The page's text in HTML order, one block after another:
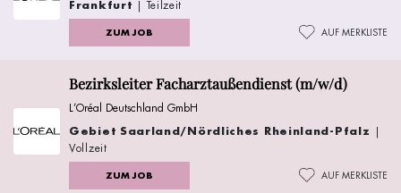
Frankfurt | Teilzeit
ZUM JOB AUF MERKLISTE
Bezirksleiter Facharztaußendienst (m/w/d)
L’Oréal Deutschland GmbH
Gebiet Saarland/Nördliches Rheinland-Pfalz |
Vollzeit
ZUM JOB AUF MERKLISTE